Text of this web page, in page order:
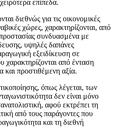
επίπεδα.
διεθνώς για τις οικονομικές
χώρες, χαρακτηρίζονται, από
συνδυασμένα με
υψηλές δαπάνες
εξειδίκευση σε
χαρακτηρίζονται από ένταση
προστιθέμενη αξία.
όπως λέγεται, των
δεν είναι μόνο
αφού εκτρέπει τη
από τους παράγοντες που
και τη διεθνή